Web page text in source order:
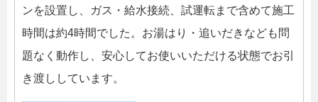
ンを設置し、ガス・給水接続、試運転まで含めて施工
時間は約4時間でした。お湯はり・追いだきなども問
題なく動作し、安心してお使いいただける状態でお引
き渡ししています。